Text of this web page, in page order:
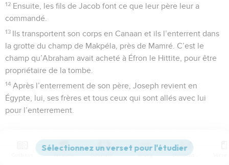
12 Ensuite, les fils de Jacob font ce que leur père leur a
commandé.
13 Ils transportent son corps en Canaan et ils l’enterrent dans
la grotte du champ de Makpéla, près de Mamré. C’est le
champ qu’Abraham avait acheté à Éfron le Hittite, pour être
propriétaire de la tombe.
14 Après l’enterrement de son père, Joseph revient en
Égypte, lui, ses frères et tous ceux qui sont allés avec lui
pour l’enterrement.
Après la mort de Jacob leur père, les frères de Joseph se
Versions Commentaires Strong